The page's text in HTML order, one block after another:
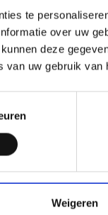
te
over uw
deze
van uw gebruik van
Weigeren